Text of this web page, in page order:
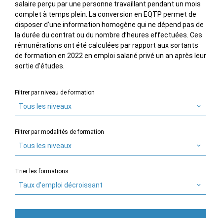
salaire perçu par une personne travaillant pendant un mois
complet à temps plein. La conversion en EQTP permet de
disposer d’une information homogène qui ne dépend pas de
la durée du contrat ou du nombre d’heures effectuées. Ces
rémunérations ont été calculées par rapport aux sortants
de formation en 2022 en emploi salarié privé un an après leur
sortie d’études.
Filtrer par niveau de formation
Tous les niveaux
Filtrer par modalités de formation
Tous les niveaux
Trier les formations
Taux d'emploi décroissant